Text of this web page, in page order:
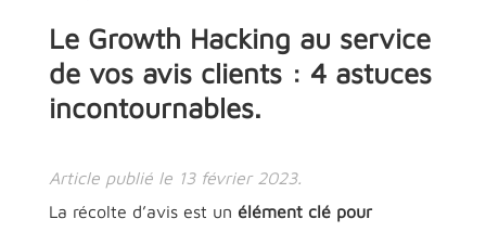
Le Growth Hacking au service
de vos avis clients : 4 astuces
incontournables.
Article publié le 13 février 2023.
La récolte d’avis est un élément clé pour